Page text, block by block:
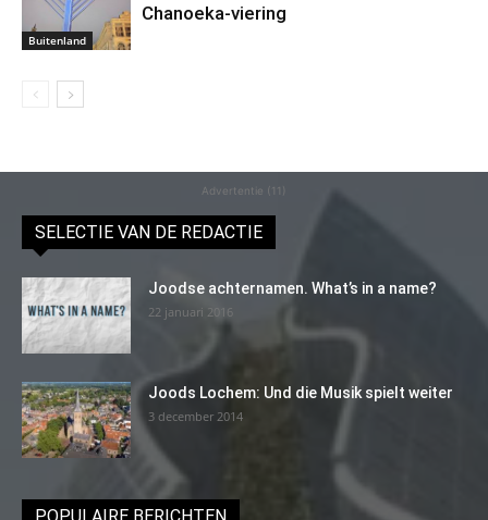
Buitenland
Chanoeka-viering
Advertentie (11)
SELECTIE VAN DE REDACTIE
Joodse achternamen. What’s in a name?
22 januari 2016
Joods Lochem: Und die Musik spielt weiter
3 december 2014
POPULAIRE BERICHTEN